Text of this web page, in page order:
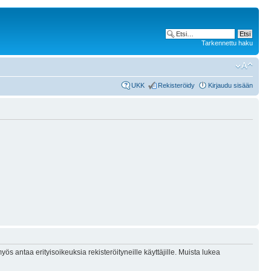
Tarkennettu haku
UKK Rekisteröidy Kirjaudu sisään
antaa erityisoikeuksia rekisteröityneille käyttäjille. Muista lukea